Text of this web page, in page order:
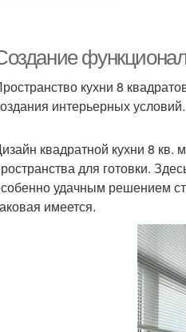
кухни 8
интерьерных условий.
квадратной кухни 8 кв.
для готовки.
удачным решением
имеется.